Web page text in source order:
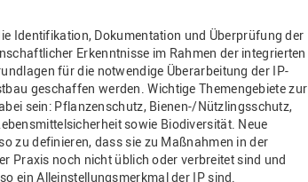
Identifikation, Dokumentation und Überprüfung der
Erkenntnisse im Rahmen der integrierten
für die notwendige Überarbeitung der IP-
geschaffen werden. Wichtige Themengebiete zur
sein: Pflanzenschutz, Bienen-/Nützlingsschutz,
sowie Biodiversität. Neue
zu definieren, dass sie zu Maßnahmen in der
Praxis noch nicht üblich oder verbreitet sind und
ein Alleinstellungsmerkmal der IP sind.